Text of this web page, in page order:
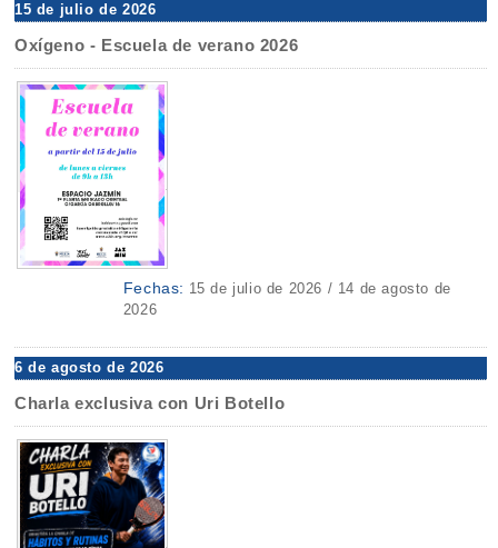
15 de julio de 2026
Oxígeno - Escuela de verano 2026
Fechas: 15 de julio de 2026 / 14 de agosto de
2026
6 de agosto de 2026
Charla exclusiva con Uri Botello